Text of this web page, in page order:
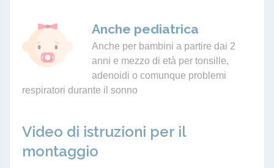
Anche pediatrica
Anche per bambini a partire dai 2
anni e mezzo di età per tonsille,
adenoidi o comunque problemi
respiratori durante il sonno
Video di istruzioni per il
montaggio